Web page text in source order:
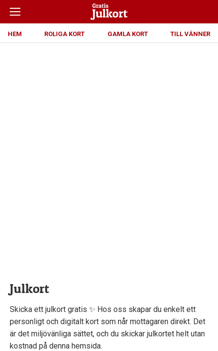
HEM ROLIGA KORT GAMLA KORT TILL VÄNNER
Julkort
Skicka ett julkort gratis ✨ Hos oss skapar du enkelt ett
personligt och digitalt kort som når mottagaren direkt. Det
är det miljövänliga sättet, och du skickar julkortet helt utan
kostnad på denna hemsida.